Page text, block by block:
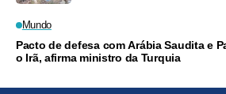
Mundo
Pacto de defesa com Arábia Saudita e
o Irã, afirma ministro da Turquia